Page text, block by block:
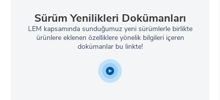
Sürüm Yenilikleri Dokümanları
LEM kapsamında sunduğumuz yeni sürümlerle birlikte
ürünlere eklenen özelliklere yönelik bilgileri içeren
dokümanlar bu linkte!